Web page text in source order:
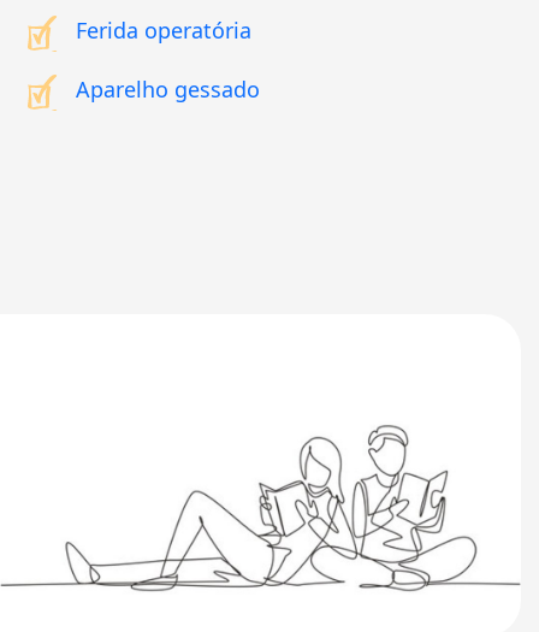
Ferida operatória
Aparelho gessado